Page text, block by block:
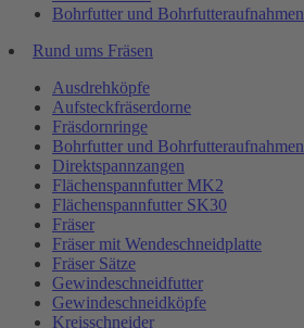
Bohrfutter und Bohrfutteraufnahmen
Rund ums Fräsen
Ausdrehköpfe
Aufsteckfräserdorne
Fräsdornringe
Bohrfutter und Bohrfutteraufnahmen
Direktspannzangen
Flächenspannfutter MK2
Flächenspannfutter SK30
Fräser
Fräser mit Wendeschneidplatte
Fräser Sätze
Gewindeschneidfutter
Gewindeschneidköpfe
Kreisschneider